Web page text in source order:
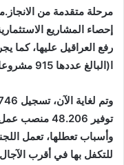
مرحلة متقدمة من
إحصاء المشاريع
رفع العراقيل عليها، كما
ا(البالغ عددها 915 مشروعا).
توفير 48.206
وأسباب تعطلها، تعمل
للتكفل بها في أقرب